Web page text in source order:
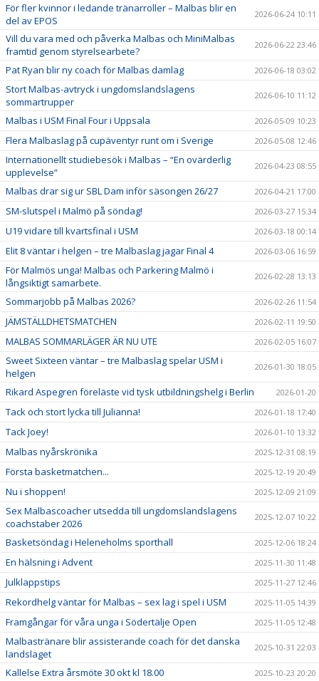
För fler kvinnor i ledande tränarroller – Malbas blir en
del av EPOS
2026-06-24 10:11
Vill du vara med och påverka Malbas och MiniMalbas
framtid genom styrelsearbete?
2026-06-22 23:46
Pat Ryan blir ny coach för Malbas damlag 2026-06-18 03:02
Stort Malbas-avtryck i ungdomslandslagens
sommartrupper
2026-06-10 11:12
Malbas i USM Final Four i Uppsala 2026-05-09 10:23
Flera Malbaslag på cupäventyr runt om i Sverige 2026-05-08 12:46
Internationellt studiebesök i Malbas – “En ovärderlig
upplevelse”
2026-04-23 08:55
Malbas drar sig ur SBL Dam inför säsongen 26/27 2026-04-21 17:00
SM-slutspel i Malmö på söndag! 2026-03-27 15:34
U19 vidare till kvartsfinal i USM 2026-03-18 00:14
Elit 8 väntar i helgen – tre Malbaslag jagar Final 4 2026-03-06 16:59
För Malmös unga! Malbas och Parkering Malmö i
långsiktigt samarbete.
2026-02-28 13:13
Sommarjobb på Malbas 2026? 2026-02-26 11:54
JÄMSTÄLLDHETSMATCHEN 2026-02-11 19:50
MALBAS SOMMARLÄGER ÄR NU UTE 2026-02-05 16:07
Sweet Sixteen väntar – tre Malbaslag spelar USM i
helgen
2026-01-30 18:05
Rikard Aspegren föreläste vid tysk utbildningshelg i Berlin 2026-01-20
Tack och stort lycka till Julianna! 2026-01-18 17:40
Tack Joey! 2026-01-10 13:32
Malbas nyårskrönika 2025-12-31 08:19
Första basketmatchen... 2025-12-19 20:49
Nu i shoppen! 2025-12-09 21:09
Sex Malbascoacher utsedda till ungdomslandslagens
coachstaber 2026
2025-12-07 10:22
Basketsöndag i Heleneholms sporthall 2025-12-06 18:24
En hälsning i Advent 2025-11-30 11:48
Julklappstips 2025-11-27 12:46
Rekordhelg väntar för Malbas – sex lag i spel i USM 2025-11-05 14:39
Framgångar för våra unga i Södertälje Open 2025-11-05 12:48
Malbastränare blir assisterande coach för det danska
landslaget
2025-10-31 22:03
Kallelse Extra årsmöte 30 okt kl 18.00 2025-10-23 20:20